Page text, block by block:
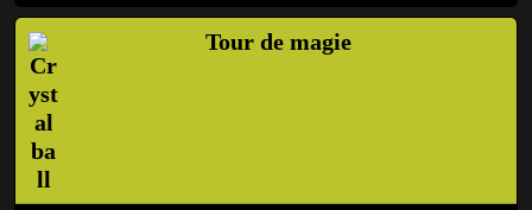
Tour de magie